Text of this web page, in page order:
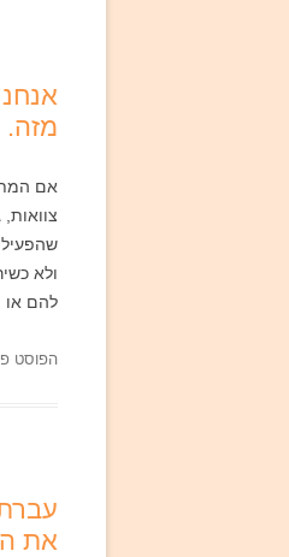
מזה.
אם
ולא
להם או
הפוסט
את